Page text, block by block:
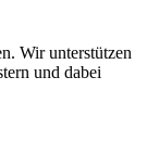
Wir unterstützen
und dabei